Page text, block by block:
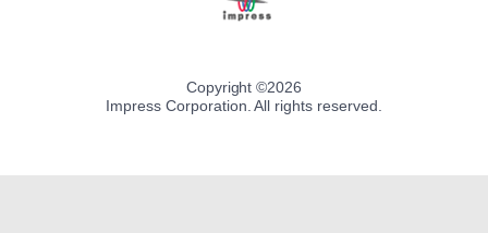
Copyright ©2026
Impress Corporation. All rights reserved.